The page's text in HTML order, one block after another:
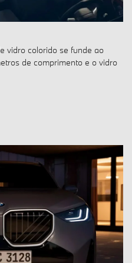
vidro colorido se funde ao
de comprimento e o vidro